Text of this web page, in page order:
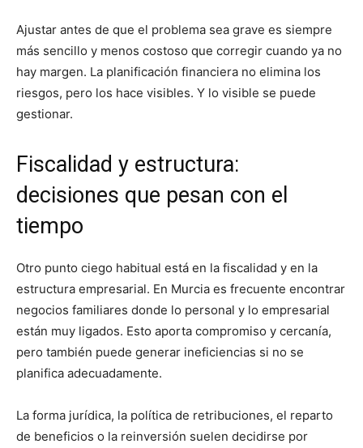
Ajustar antes de que el problema sea grave es siempre
más sencillo y menos costoso que corregir cuando ya no
hay margen. La planificación financiera no elimina los
riesgos, pero los hace visibles. Y lo visible se puede
gestionar.
Fiscalidad y estructura:
decisiones que pesan con el
tiempo
Otro punto ciego habitual está en la fiscalidad y en la
estructura empresarial. En Murcia es frecuente encontrar
negocios familiares donde lo personal y lo empresarial
están muy ligados. Esto aporta compromiso y cercanía,
pero también puede generar ineficiencias si no se
planifica adecuadamente.
La forma jurídica, la política de retribuciones, el reparto
de beneficios o la reinversión suelen decidirse por